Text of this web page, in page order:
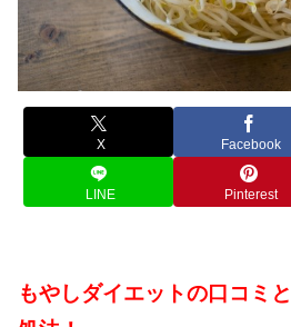
X Facebook
LINE Pinterest
もやしダイエットの口コミ